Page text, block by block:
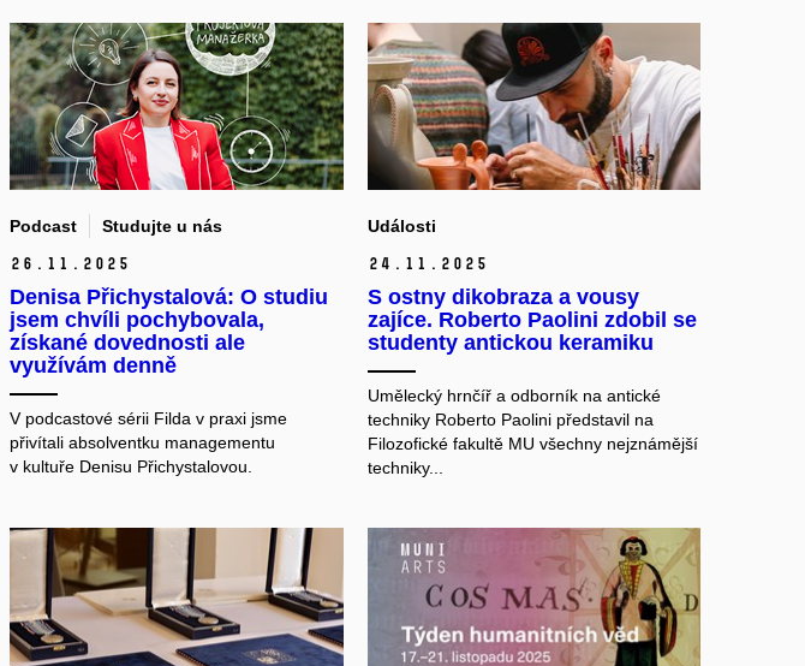
Podcast Studujte u nás
26. 11. 2025
Denisa Přichystalová: O studiu
jsem chvíli pochybovala,
získané dovednosti ale
využívám denně
V podcastové sérii Filda v praxi jsme
přivítali absolventku managementu
v kultuře Denisu Přichystalovou.
Události
24. 11. 2025
S ostny dikobraza a vousy
zajíce. Roberto Paolini zdobil se
studenty antickou keramiku
Umělecký hrnčíř a odborník na antické
techniky Roberto Paolini představil na
Filozofické fakultě MU všechny nejznámější
techniky...